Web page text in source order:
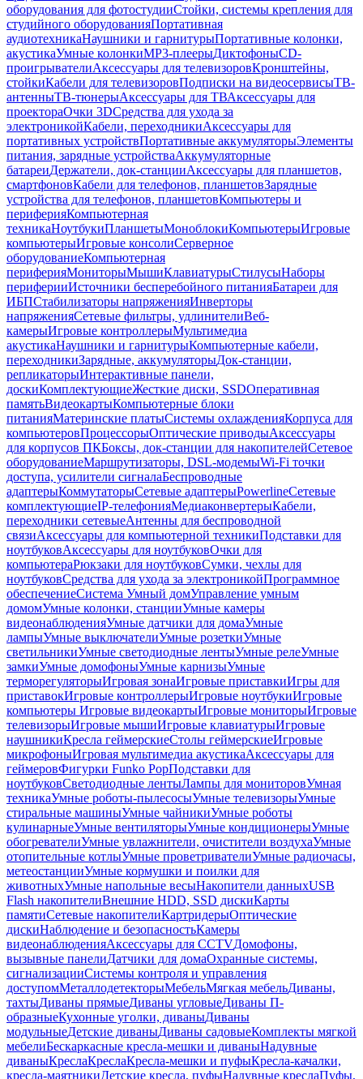
оборудования для фотостудииСтойки, системы крепления для
студийного оборудованияПортативная
аудиотехникаНаушники и гарнитурыПортативные колонки,
акустикаУмные колонкиMP3-плеерыДиктофоныCD-
проигрывателиАксессуары для телевизоровКронштейны,
стойкиКабели для телевизоровПодписки на видеосервисыТВ-
антенныТВ-тюнерыАксессуары для ТВАксессуары для
проектораОчки 3DСредства для ухода за
электроникойКабели, переходникиАксессуары для
портативных устройствПортативные аккумуляторыЭлементы
питания, зарядные устройстваАккумуляторные
батареиДержатели, док-станцииАксессуары для планшетов,
смартфоновКабели для телефонов, планшетовЗарядные
устройства для телефонов, планшетовКомпьютеры и
периферияКомпьютерная
техникаНоутбукиПланшетыМоноблокиКомпьютерыИгровые
компьютерыИгровые консолиСерверное
оборудованиеКомпьютерная
периферияМониторыМышиКлавиатурыСтилусыНаборы
периферииИсточники бесперебойного питанияБатареи для
ИБПСтабилизаторы напряженияИнверторы
напряженияСетевые фильтры, удлинителиВеб-
камерыИгровые контроллерыМультимедиа
акустикаНаушники и гарнитурыКомпьютерные кабели,
переходникиЗарядные, аккумуляторыДок-станции,
репликаторыИнтерактивные панели,
доскиКомплектующиеЖесткие диски, SSDОперативная
памятьВидеокартыКомпьютерные блоки
питанияМатеринские платыСистемы охлажденияКорпуса для
компьютеровПроцессорыОптические приводыАксессуары
для корпусов ПКБоксы, док-станции для накопителейСетевое
оборудованиеМаршрутизаторы, DSL-модемыWi-Fi точки
доступа, усилители сигналаБеспроводные
адаптерыКоммутаторыСетевые адаптерыPowerlineСетевые
комплектующиеIP-телефонияМедиаконвертерыКабели,
переходники сетевыеАнтенны для беспроводной
связиАксессуары для компьютерной техникиПодставки для
ноутбуковАксессуары для ноутбуковОчки для
компьютераРюкзаки для ноутбуковСумки, чехлы для
ноутбуковСредства для ухода за электроникойПрограммное
обеспечениеСистема Умный домУправление умным
домомУмные колонки, станцииУмные камеры
видеонаблюденияУмные датчики для домаУмные
лампыУмные выключателиУмные розеткиУмные
светильникиУмные светодиодные лентыУмные релеУмные
замкиУмные домофоныУмные карнизыУмные
терморегуляторыИгровая зонаИгровые приставкиИгры для
приставокИгровые контроллерыИгровые ноутбукиИгровые
компьютеры Игровые видеокартыИгровые мониторыИгровые
телевизорыИгровые мышиИгровые клавиатурыИгровые
наушникиКресла геймерскиеСтолы геймерскиеИгровые
микрофоныИгровая мультимедиа акустикаАксессуары для
геймеровФигурки Funko PopПодставки для
ноутбуковСветодиодные лентыЛампы для мониторовУмная
техникаУмные роботы-пылесосыУмные телевизорыУмные
стиральные машиныУмные чайникиУмные роботы
кулинарныеУмные вентиляторыУмные кондиционерыУмные
обогревателиУмные увлажнители, очистители воздухаУмные
отопительные котлыУмные проветривателиУмные радиочасы,
метеостанцииУмные кормушки и поилки для
животныхУмные напольные весыНакопители данныхUSB
Flash накопителиВнешние HDD, SSD дискиКарты
памятиСетевые накопителиКартридерыОптические
дискиНаблюдение и безопасностьКамеры
видеонаблюденияАксессуары для CCTVДомофоны,
вызывные панелиДатчики для домаОхранные системы,
сигнализацииСистемы контроля и управления
доступомМеталлодетекторыМебельМягкая мебельДиваны,
тахтыДиваны прямыеДиваны угловыеДиваны П-
образныеКухонные уголки, диваныДиваны
модульныеДетские диваныДиваны садовыеКомплекты мягкой
мебелиБескаркасные кресла-мешки и диваныНадувные
диваныКреслаКреслаКресла-мешки и пуфыКресла-качалки,
кресла-маятникиДетские кресла, пуфыНадувные креслаПуфы,